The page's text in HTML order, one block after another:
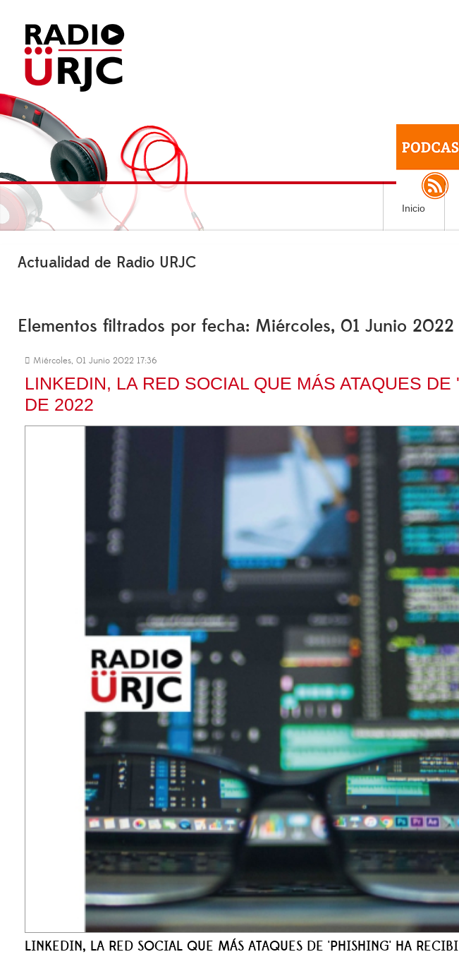
Inicio
Actualidad de Radio URJC
Elementos filtrados por fecha: Miércoles, 01 Junio 2022
Miércoles, 01 Junio 2022 17:36
LINKEDIN, LA RED SOCIAL QUE MÁS ATAQUES
DE 2022
LINKEDIN, LA RED SOCIAL QUE MÁS ATAQUES DE 'PHISHING' HA